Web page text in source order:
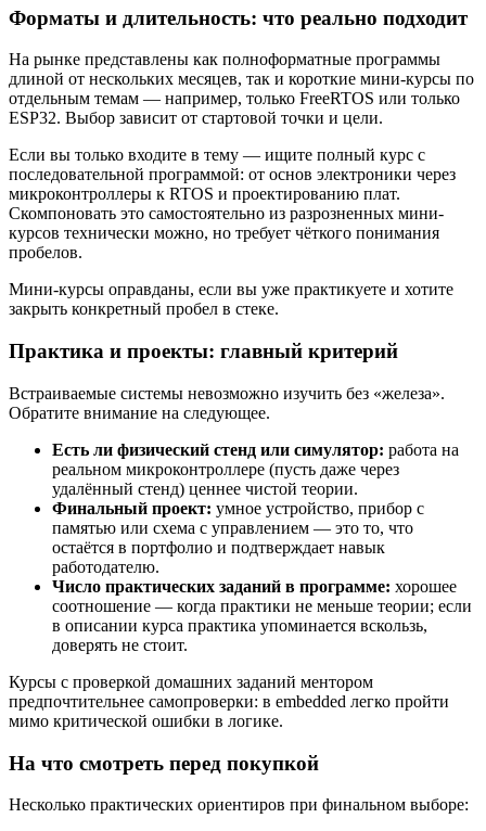
Форматы и длительность: что реально подходит
На рынке представлены как полноформатные программы
длиной от нескольких месяцев, так и короткие мини-курсы по
отдельным темам — например, только FreeRTOS или только
ESP32. Выбор зависит от стартовой точки и цели.
Если вы только входите в тему — ищите полный курс с
последовательной программой: от основ электроники через
микроконтроллеры к RTOS и проектированию плат.
Скомпоновать это самостоятельно из разрозненных мини-
курсов технически можно, но требует чёткого понимания
пробелов.
Мини-курсы оправданы, если вы уже практикуете и хотите
закрыть конкретный пробел в стеке.
Практика и проекты: главный критерий
Встраиваемые системы невозможно изучить без «железа».
Обратите внимание на следующее.
Есть ли физический стенд или симулятор: работа на
реальном микроконтроллере (пусть даже через
удалённый стенд) ценнее чистой теории.
Финальный проект: умное устройство, прибор с
памятью или схема с управлением — это то, что
остаётся в портфолио и подтверждает навык
работодателю.
Число практических заданий в программе: хорошее
соотношение — когда практики не меньше теории; если
в описании курса практика упоминается вскользь,
доверять не стоит.
Курсы с проверкой домашних заданий ментором
предпочтительнее самопроверки: в embedded легко пройти
мимо критической ошибки в логике.
На что смотреть перед покупкой
Несколько практических ориентиров при финальном выборе: